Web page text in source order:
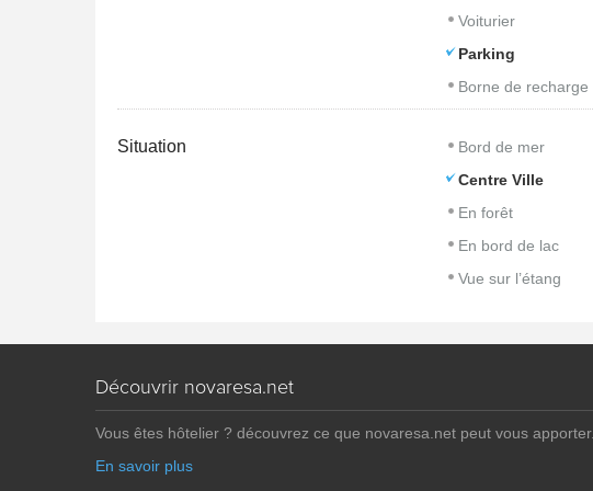
Voiturier
Parking
Borne de recharge
Situation Bord de mer
Centre Ville
En forêt
En bord de lac
Vue sur l’étang
Découvrir novaresa.net
Vous êtes hôtelier ? découvrez ce que novaresa.net peut vous apporter.
En savoir plus